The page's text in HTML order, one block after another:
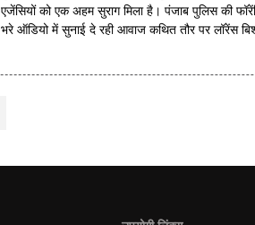
एजेंसियों को एक अहम सुराग मिला है। पंजाब पुलिस की
भरे ऑडियो में सुनाई दे रही आवाज कथित तौर पर लॉरेंस